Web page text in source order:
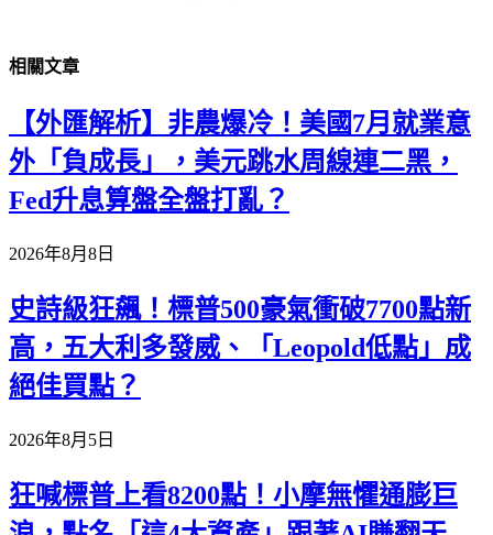
相關文章
【外匯解析】非農爆冷！美國7月就業意
外「負成長」，美元跳水周線連二黑，
Fed升息算盤全盤打亂？
2026年8月8日
史詩級狂飆！標普500豪氣衝破7700點新
高，五大利多發威、「Leopold低點」成
絕佳買點？
2026年8月5日
狂喊標普上看8200點！小摩無懼通膨巨